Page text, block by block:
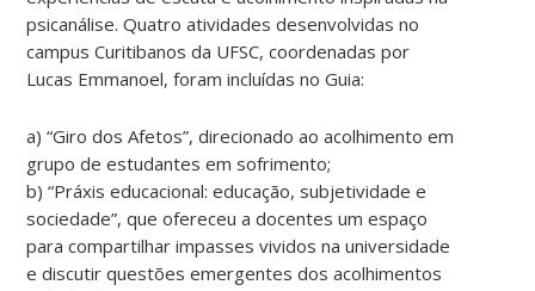
psicanálise. Quatro atividades desenvolvidas no
campus Curitibanos da UFSC, coordenadas por
Lucas Emmanoel, foram incluídas no Guia:
a) “Giro dos Afetos”, direcionado ao acolhimento em
grupo de estudantes em sofrimento;
b) “Práxis educacional: educação, subjetividade e
sociedade”, que ofereceu a docentes um espaço
para compartilhar impasses vividos na universidade
e discutir questões emergentes dos acolhimentos